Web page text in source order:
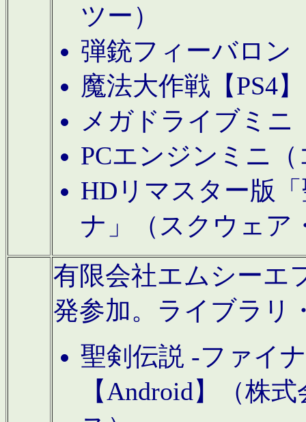
ツー）
弾銃フィーバロン
魔法大作戦【PS4
メガドライブミニ
PCエンジンミニ
HDリマスター版
ナ」（スクウェア
有限会社エムシーエ
発参加。ライブラリ
聖剣伝説 -ファイ
【Android】（株